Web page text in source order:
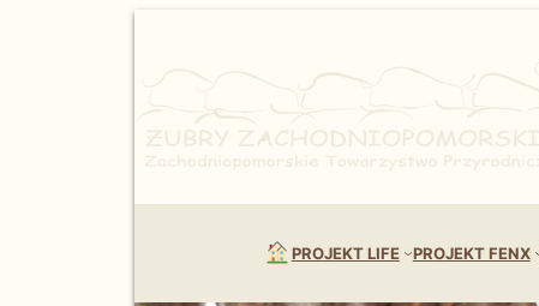
PROJEKT LIFE PROJEKT FENX